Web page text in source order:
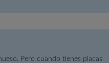
Pero cuando tienes placas